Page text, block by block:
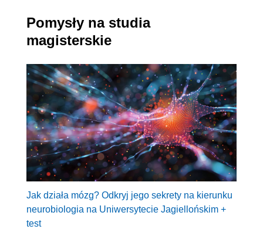
Pomysły na studia
magisterskie
Jak działa mózg? Odkryj jego sekrety na kierunku
neurobiologia na Uniwersytecie Jagiellońskim +
test